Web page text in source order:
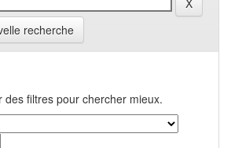
recherche
des filtres pour chercher mieux.